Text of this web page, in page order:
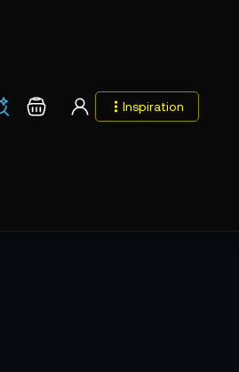
Los Warenkorb Inspiration